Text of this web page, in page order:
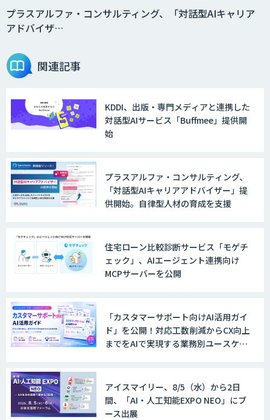
プラスアルファ・コンサルティング、「対話型AIキャリア
アドバイザ…
関連記事
KDDI、出版・専門メディアと連携した
対話型AIサービス「Buffmee」提供開
始
プラスアルファ・コンサルティング、
「対話型AIキャリアアドバイザー」提
供開始。自律型人材の育成を支援
住宅ローン比較診断サービス「モゲチ
ェック」、AIエージェント連携向け
MCPサーバーを公開
「カスタマーサポート向けAI活用ガイ
ド」を公開！対応工数削減からCX向上
までをAIで実現する業務別ユースケー
アイスマイリー、8/5（水）から2日
間、「AI・人工知能EXPO NEO」にブ
ース出展